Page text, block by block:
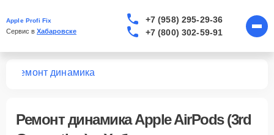
Apple Profi Fix
Сервис в Хабаровске
+7 (958) 295-29-36
+7 (800) 302-59-91
Ремонт динамика
Ремонт динамика Apple AirPods (3rd